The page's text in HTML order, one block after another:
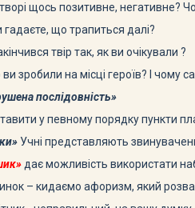
щось позитивне, негативне?
гадаєте, що трапиться далі?
твір так, як ви очікували ?
зробили на місці героїв? І чому
послідовність»
у певному порядку пункти
Учні представляють
дає можливість використати
– кидаємо афоризм, який